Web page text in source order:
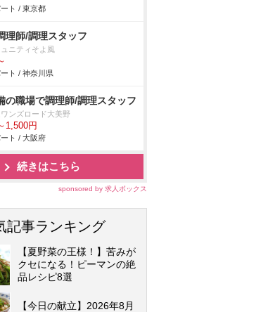
ト / 東京都
理師/調理スタッフ
ニティそよ風
ト / 神奈川県
の職場で調理師/調理スタッフ
ンズロード大美野
1,500円
ト / 大阪府
続きはこちら
sponsored by 求人ボックス
記事ランキング
【夏野菜の王様！】苦みが
クセになる！ピーマンの絶
品レシピ8選
【今日の献立】2026年8月